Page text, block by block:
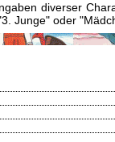
diverser
Junge" oder